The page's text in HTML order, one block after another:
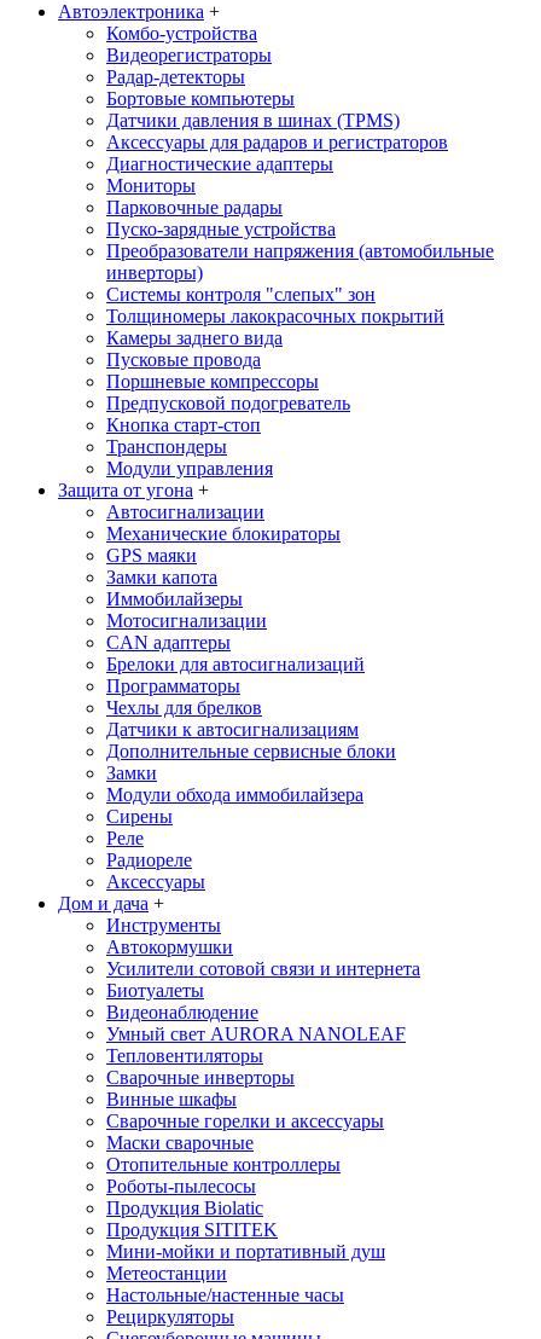
Автоэлектроника +
Комбо-устройства
Видеорегистраторы
Радар-детекторы
Бортовые компьютеры
Датчики давления в шинах (TPMS)
Аксессуары для радаров и регистраторов
Диагностические адаптеры
Мониторы
Парковочные радары
Пуско-зарядные устройства
Преобразователи напряжения (автомобильные
инверторы)
Системы контроля "слепых" зон
Толщиномеры лакокрасочных покрытий
Камеры заднего вида
Пусковые провода
Поршневые компрессоры
Предпусковой подогреватель
Кнопка старт-стоп
Транспондеры
Модули управления
Защита от угона +
Автосигнализации
Механические блoкираторы
GPS маяки
Замки капота
Иммобилайзеры
Мотосигнализации
CAN адаптеры
Брелоки для автосигнализаций
Программаторы
Чехлы для брелков
Датчики к автосигнализациям
Дополнительные сервисные блоки
Замки
Модули обхода иммобилайзера
Сирены
Реле
Радиореле
Аксессуары
Дом и дача +
Инструменты
Автокормушки
Усилители сотовой связи и интернета
Биотуалеты
Видеонаблюдение
Умный свет AURORA NANOLEAF
Тепловентиляторы
Сварочные инверторы
Винные шкафы
Сварочные горелки и аксессуары
Маски сварочные
Отопительные контроллеры
Роботы-пылесосы
Продукция Biolatic
Продукция SITITEK
Мини-мойки и портативный душ
Метеостанции
Настольные/настенные часы
Рециркуляторы